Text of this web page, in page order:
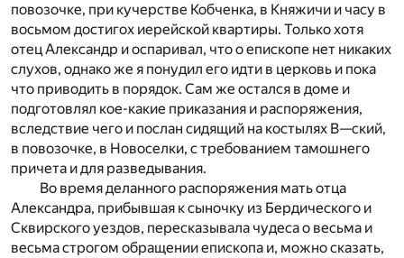
повозочке, при кучерстве Кобченка, в Княжичи и часу в
восьмом достигох иерейской квартиры. Только хотя
отец Александр и оспаривал, что о епископе нет никаких
слухов, однако же я понудил его идти в церковь и пока
что приводить в порядок. Сам же остался в доме и
подготовлял кое-какие приказания и распоряжения,
вследствие чего и послан сидящий на костылях В—ский,
в повозочке, в Новоселки, с требованием тамошнего
причета и для разведывания.
Во время деланного распоряжения мать отца
Александра, прибывшая к сыночку из Бердического и
Сквирского уездов, пересказывала чудеса о весьма и
весьма строгом обращении епископа и, можно сказать,